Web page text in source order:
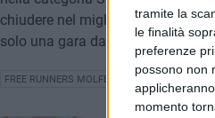
tramite la
le finalità
preferenze
possono non
momento
chiudere nel migliore dei modi il
solo una gara da correre in data
FREE RUNNERS MOLFETTA